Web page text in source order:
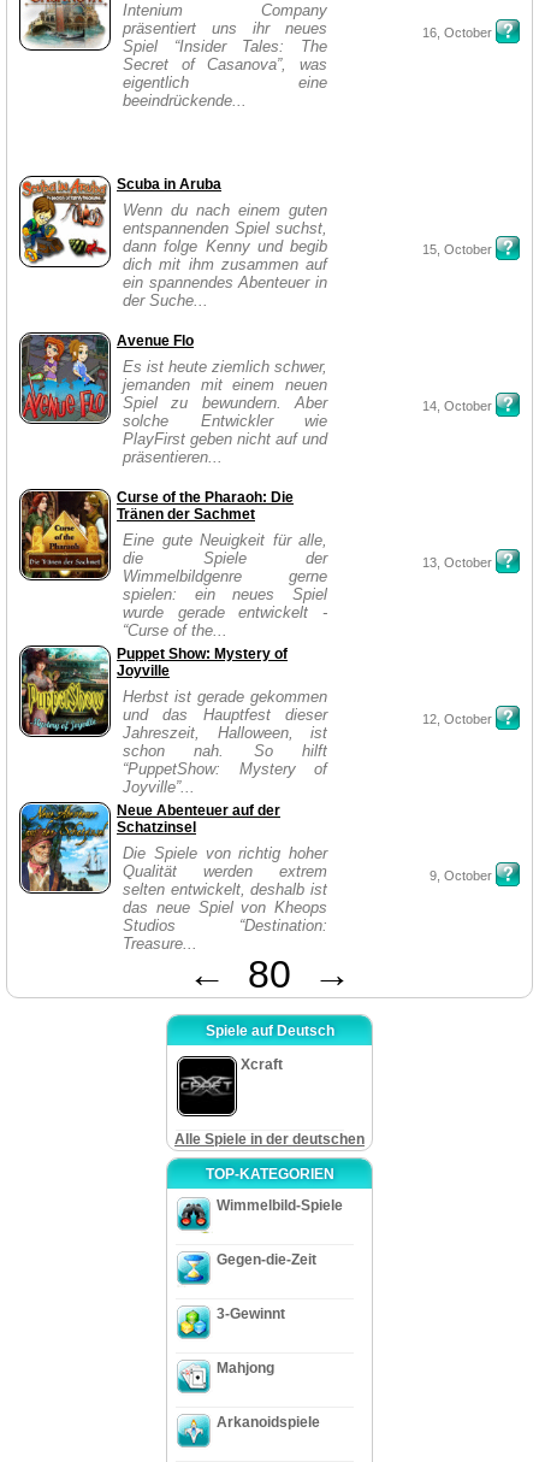
Intenium Company
präsentiert uns ihr neues
Spiel “Insider Tales: The
Secret of Casanova”, was
eigentlich eine
beeindrückende...
16, October
Scuba in Aruba
Wenn du nach einem guten
entspannenden Spiel suchst,
dann folge Kenny und begib
dich mit ihm zusammen auf
ein spannendes Abenteuer in
der Suche...
15, October
Avenue Flo
Es ist heute ziemlich schwer,
jemanden mit einem neuen
Spiel zu bewundern. Aber
solche Entwickler wie
PlayFirst geben nicht auf und
präsentieren...
14, October
Curse of the Pharaoh: Die
Tränen der Sachmet
Eine gute Neuigkeit für alle,
die Spiele der
Wimmelbildgenre gerne
spielen: ein neues Spiel
wurde gerade entwickelt -
“Curse of the...
13, October
Puppet Show: Mystery of
Joyville
Herbst ist gerade gekommen
und das Hauptfest dieser
Jahreszeit, Halloween, ist
schon nah. So hilft
“PuppetShow: Mystery of
Joyville”...
12, October
Neue Abenteuer auf der
Schatzinsel
Die Spiele von richtig hoher
Qualität werden extrem
selten entwickelt, deshalb ist
das neue Spiel von Kheops
Studios “Destination:
Treasure...
9, October
← 80 →
Spiele auf Deutsch
Xcraft
Alle Spiele in der deutschen
TOP-KATEGORIEN
Wimmelbild-Spiele
Gegen-die-Zeit
3-Gewinnt
Mahjong
Arkanoidspiele